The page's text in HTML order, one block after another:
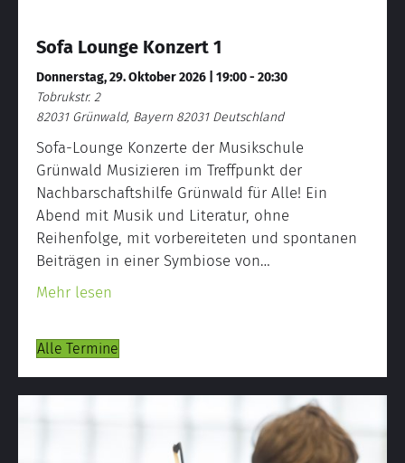
Sofa Lounge Konzert 1
Donnerstag, 29. Oktober 2026 | 19:00- 20:30
Tobrukstr. 2
82031 Grünwald, Bayern 82031 Deutschland
Sofa-Lounge Konzerte der Musikschule
Grünwald Musizieren im Treffpunkt der
Nachbarschaftshilfe Grünwald für Alle! Ein
Abend mit Musik und Literatur, ohne
Reihenfolge, mit vorbereiteten und spontanen
Beiträgen in einer Symbiose von…
Mehr lesen
Alle Termine